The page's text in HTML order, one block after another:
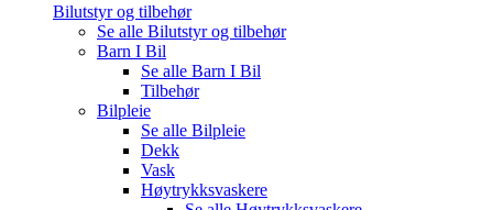
Bilutstyr og tilbehør
Se alle Bilutstyr og tilbehør
Barn I Bil
Se alle Barn I Bil
Tilbehør
Bilpleie
Se alle Bilpleie
Dekk
Vask
Høytrykksvaskere